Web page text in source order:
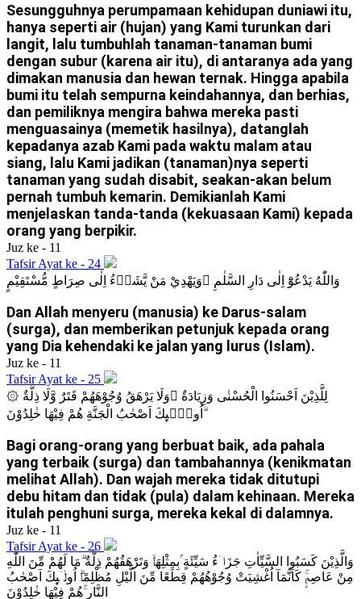
Sesungguhnya perumpamaan kehidupan duniawi itu,
hanya seperti air (hujan) yang Kami turunkan dari
langit, lalu tumbuhlah tanaman-tanaman bumi
dengan subur (karena air itu), di antaranya ada yang
dimakan manusia dan hewan ternak. Hingga apabila
bumi itu telah sempurna keindahannya, dan berhias,
dan pemiliknya mengira bahwa mereka pasti
menguasainya (memetik hasilnya), datanglah
kepadanya azab Kami pada waktu malam atau
siang, lalu Kami jadikan (tanaman)nya seperti
tanaman yang sudah disabit, seakan-akan belum
pernah tumbuh kemarin. Demikianlah Kami
menjelaskan tanda-tanda (kekuasaan Kami) kepada
orang yang berpikir.
Juz ke - 11
Tafsir Ayat ke - 24
وَاللّٰهُ يَدْعُوْٓ اِلٰى دَارِ السَّلٰمِ ۚوَيَهْدِيْ مَنْ يَّشَاۤءُ اِلٰى صِرَاطٍ مُّسْتَقِيْمٍ
Dan Allah menyeru (manusia) ke Darus-salam
(surga), dan memberikan petunjuk kepada orang
yang Dia kehendaki ke jalan yang lurus (Islam).
Juz ke - 11
Tafsir Ayat ke - 25
۞ لِلَّذِيْنَ اَحْسَنُوا الْحُسْنٰى وَزِيَادَةٌ ۗوَلَا يَرْهَقُ وُجُوْهَهُمْ قَتَرٌ وَّلَا ذِلَّةٌ
ۗاُولٰۤىِٕكَ اَصْحٰبُ الْجَنَّةِ هُمْ فِيْهَا خٰلِدُوْنَ
Bagi orang-orang yang berbuat baik, ada pahala
yang terbaik (surga) dan tambahannya (kenikmatan
melihat Allah). Dan wajah mereka tidak ditutupi
debu hitam dan tidak (pula) dalam kehinaan. Mereka
itulah penghuni surga, mereka kekal di dalamnya.
Juz ke - 11
Tafsir Ayat ke - 26
وَالَّذِيْنَ كَسَبُوا السَّيِّاٰتِ جَزَاۤءُ سَيِّئَةٍ ۢبِمِثْلِهَاۙ وَتَرْهَقُهُمْ ذِلَّةٌ ۗمَا لَهُمْ مِّنَ اللّٰهِ
مِنْ عَاصِمٍۚ كَاَنَّمَآ اُغْشِيَتْ وُجُوْهُهُمْ قِطَعًا مِّنَ الَّيْلِ مُظْلِمًاۗ اُولٰۤىِٕكَ اَصْحٰبُ
النَّارِ ۚهُمْ فِيْهَا خٰلِدُوْنَ